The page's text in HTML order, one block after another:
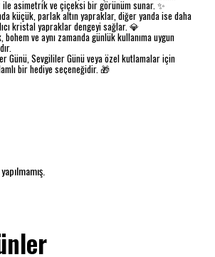
ile asimetrik ve çiçeksi bir görünüm sunar. ✨
küçük, parlak altın yapraklar, diğer yanda ise daha
kristal yapraklar dengeyi sağlar. 💎
bohem ve aynı zamanda günlük kullanıma uygun
Günü, Sevgililer Günü veya özel kutlamalar için
bir hediye seçeneğidir. 🎁